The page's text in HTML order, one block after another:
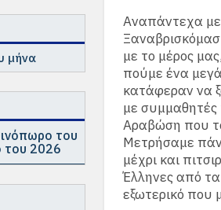
μήνα
του
του 2026
Αναπάντεχα
με το μέρος
πούμε ένα
κατάφεραν να
με
Αραβώση που
Μετρήσαμε
μέχρι και
Έλληνες από
εξωτερικό που